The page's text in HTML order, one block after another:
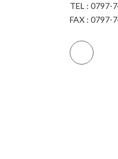
TEL : 0797-
FAX : 0797-